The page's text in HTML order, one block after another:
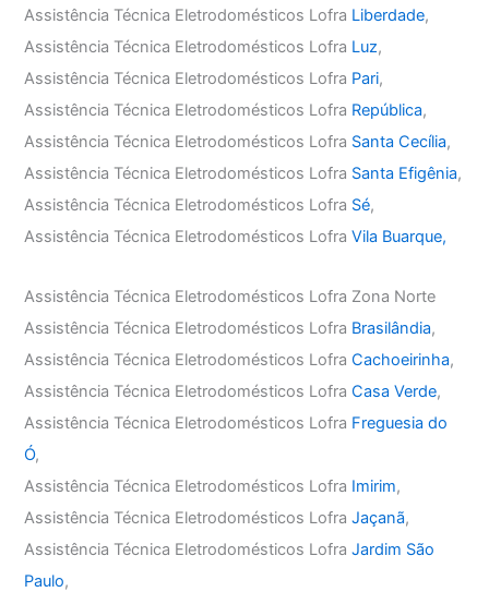
Assistência Técnica Eletrodomésticos Lofra Liberdade,
Assistência Técnica Eletrodomésticos Lofra Luz,
Assistência Técnica Eletrodomésticos Lofra Pari,
Assistência Técnica Eletrodomésticos Lofra República,
Assistência Técnica Eletrodomésticos Lofra Santa Cecília,
Assistência Técnica Eletrodomésticos Lofra Santa Efigênia,
Assistência Técnica Eletrodomésticos Lofra Sé,
Assistência Técnica Eletrodomésticos LofraVila Buarque,
Assistência Técnica Eletrodomésticos Lofra Zona Norte
Assistência Técnica Eletrodomésticos Lofra Brasilândia,
Assistência Técnica Eletrodomésticos LofraCachoeirinha,
Assistência Técnica Eletrodomésticos LofraCasa Verde,
Assistência Técnica Eletrodomésticos Lofra Freguesia do
Ó,
Assistência Técnica Eletrodomésticos Lofra Imirim,
Assistência Técnica Eletrodomésticos LofraJaçanã,
Assistência Técnica Eletrodomésticos LofraJardim São
Paulo,